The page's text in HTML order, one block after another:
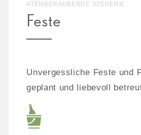
ATEMBERAUBENDE SZENERIE
Feste
Unvergessliche Feste und
geplant und liebevoll